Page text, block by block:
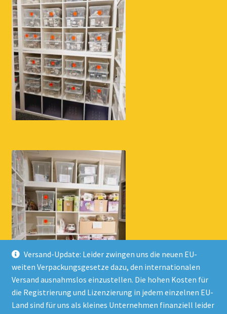
Versand-Update: Leider zwingen uns die neuen EU-
weiten Verpackungsgesetze dazu, den internationalen
Versand ausnahmslos einzustellen. Die hohen Kosten für
die Registrierung und Lizenzierung in jedem einzelnen EU-
Land sind für uns als kleines Unternehmen finanziell leider